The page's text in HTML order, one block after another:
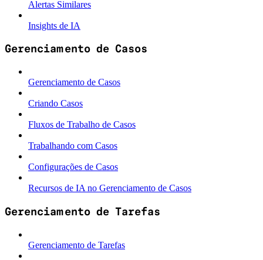
Alertas Similares
Insights de IA
Gerenciamento de Casos
Gerenciamento de Casos
Criando Casos
Fluxos de Trabalho de Casos
Trabalhando com Casos
Configurações de Casos
Recursos de IA no Gerenciamento de Casos
Gerenciamento de Tarefas
Gerenciamento de Tarefas